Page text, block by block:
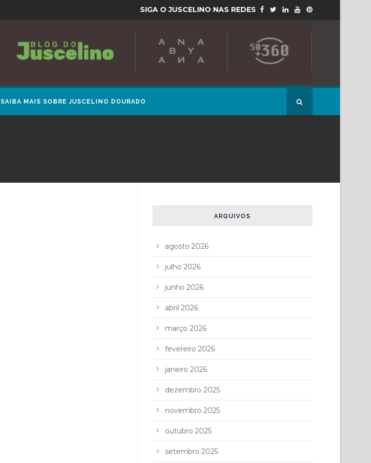
SIGA O JUSCELINO NAS REDES
SAIBA MAIS SOBRE JUSCELINO DOURADO
ARQUIVOS
agosto 2026
julho 2026
junho 2026
abril 2026
março 2026
fevereiro 2026
janeiro 2026
dezembro 2025
novembro 2025
outubro 2025
setembro 2025